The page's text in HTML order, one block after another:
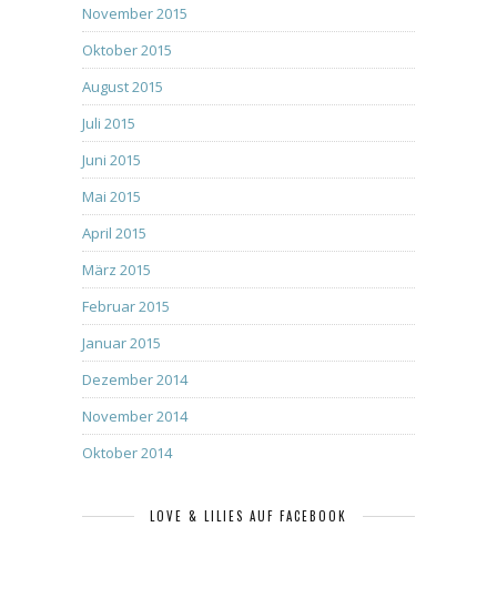
November 2015
Oktober 2015
August 2015
Juli 2015
Juni 2015
Mai 2015
April 2015
März 2015
Februar 2015
Januar 2015
Dezember 2014
November 2014
Oktober 2014
LOVE & LILIES AUF FACEBOOK